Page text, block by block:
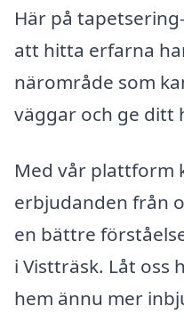
Här på
att hitta erfarna
närområde som
väggar och ge ditt
Med vår plattform
erbjudanden från
en bättre
i Vistträsk. Låt oss
hem ännu mer